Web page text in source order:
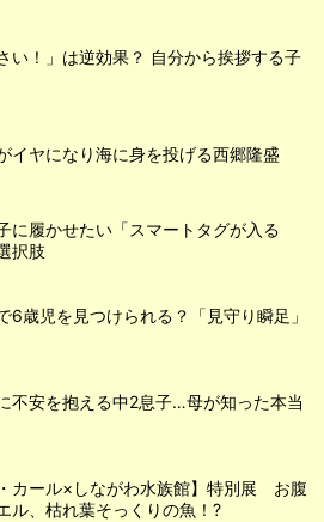
い！」は逆効果？ 自分から挨拶する子
イヤになり海に身を投げる西郷隆盛
に履かせたい「スマートタグが入る
択肢
6歳児を見つけられる？「見守り瞬足」
不安を抱える中2息子…母が知った本当
・カール×しながわ水族館】特別展 お腹
ル、枯れ葉そっくりの魚！?